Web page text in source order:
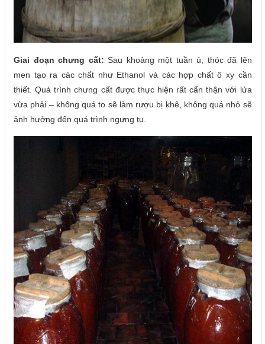
Giai đoạn chưng cất: Sau khoảng một tuần ủ, thóc đã lên
men tạo ra các chất như Ethanol và các hợp chất ô xy cần
thiết. Quá trình chưng cất được thực hiện rất cẩn thận với lửa
vừa phải – không quá to sẽ làm rượu bị khê, không quá nhỏ sẽ
ảnh hưởng đến quá trình ngưng tụ.